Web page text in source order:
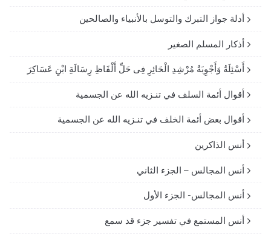
أدلة جواز التبرك والتوسل بالأنبياء والصالحين
أذكار المسلم الصغير
أَسْئِلَةُ وَأَجْوِبَةُ مُرْشِدِ الْحَائِرِ فِى حَلِّ أَلْفَاظِ رِسَالَةِ ابْنِ عَسَاكِرَ
أقوال أئمة السلف في تنـزيه الله عن الجسمية
أقوال بعض أئمة الخلف في تنـزيه الله عن الجسمية
أنس الذاكرين
أنس المجالس – الجزء الثاني
أنس المجالس- الجزء الأول
أنس المستمع في تفسير جزء قد سمع